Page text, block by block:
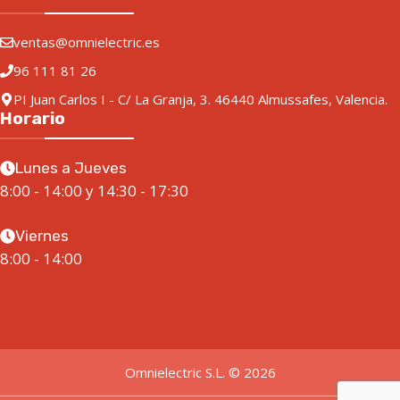
ventas@omnielectric.es
96 111 81 26
PI Juan Carlos I - C/ La Granja, 3. 46440 Almussafes, Valencia.
Horario
Lunes a Jueves
8:00 - 14:00 y 14:30 - 17:30
Viernes
8:00 - 14:00
Omnielectric S.L. © 2026